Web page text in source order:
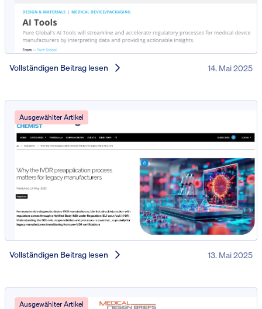
Vollständigen Beitrag lesen 14. Mai 2025
Ausgewählter Artikel
Vollständigen Beitrag lesen 13. Mai 2025
Ausgewählter Artikel